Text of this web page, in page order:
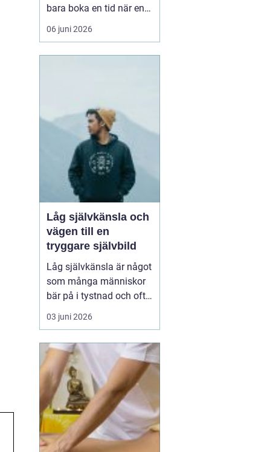
bara boka en tid när en
tand gör ont. För många
är tandvården en
finns flera alternativ,
både i centrum och strax
06 juni 2026
Låg självkänsla och
vägen till en
tryggare självbild
Låg självkänsla är något
som många människor
bär på i tystnad och ofta
under lång tid. Många
upplever en inre känsla
eller skam, samtidigt
som ytan kanske ser
stabil och välfungerande
ut. Låg självkänsla
handlar inte bara om...
03 juni 2026